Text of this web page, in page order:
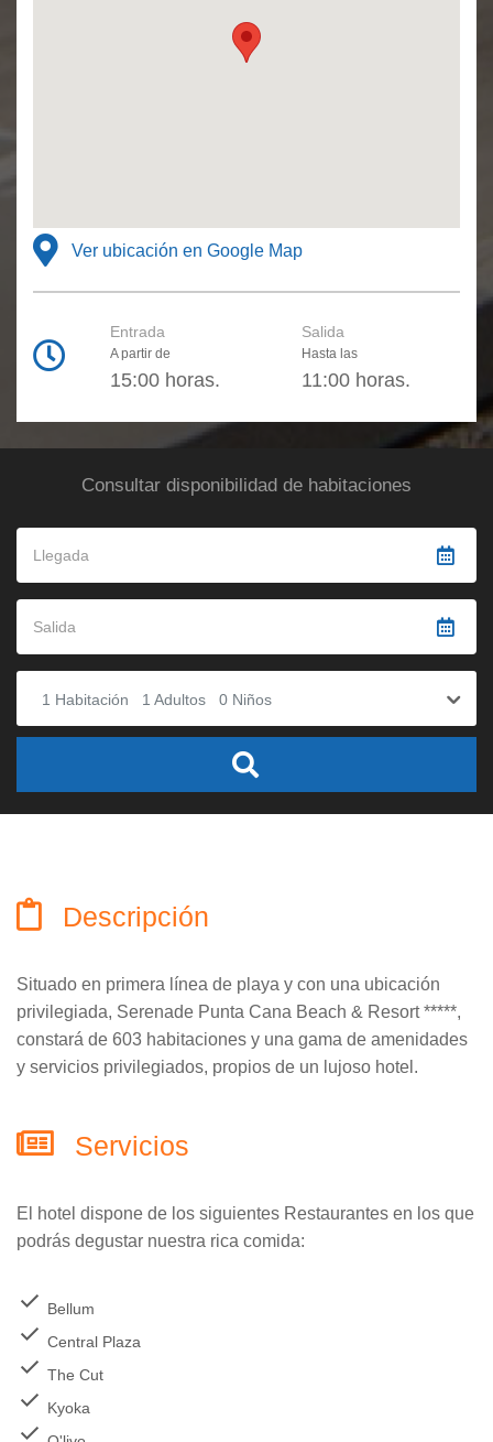
Ver ubicación en Google Map
Entrada
A partir de
15:00 horas.
Salida
Hasta las
11:00 horas.
Consultar disponibilidad de habitaciones
1 Habitación 1 Adultos 0 Niños
Descripción
Situado en primera línea de playa y con una ubicación
privilegiada, Serenade Punta Cana Beach & Resort *****,
constará de 603 habitaciones y una gama de amenidades
y servicios privilegiados, propios de un lujoso hotel.
Servicios
El hotel dispone de los siguientes Restaurantes en los que
podrás degustar nuestra rica comida:
check Bellum
check Central Plaza
check The Cut
check Kyoka
check